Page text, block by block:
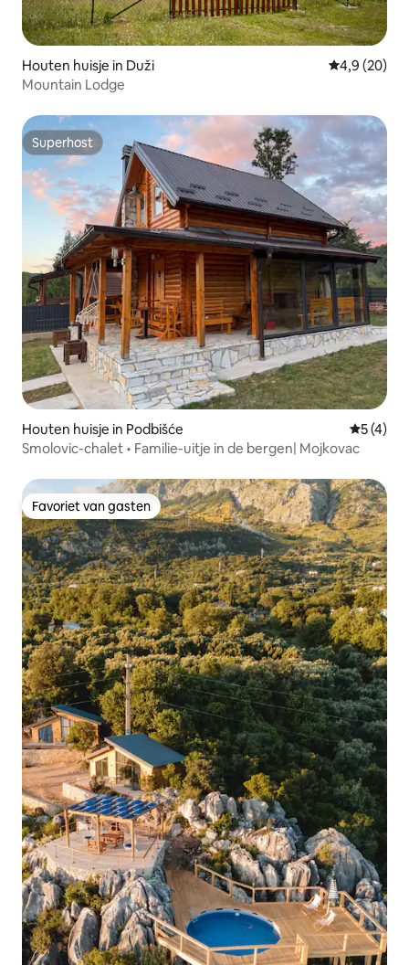
Houten huisje in Duži Gemiddelde
4,9 (20)
Mountain Lodge
Superhost
Superhost
Houten huisje in Podbišće
5 (4)
Smolovic-chalet • Familie-uitje in de bergen| Mojkovac
Favoriet van gasten
Favoriet van gasten